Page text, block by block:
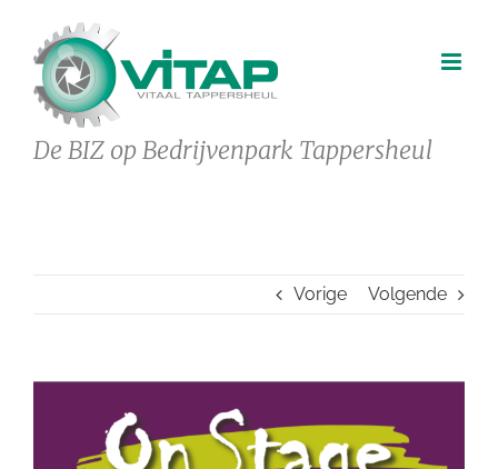
inhoud
De BIZ op Bedrijvenpark Tappersheul
Vorige Volgende
afbeelding